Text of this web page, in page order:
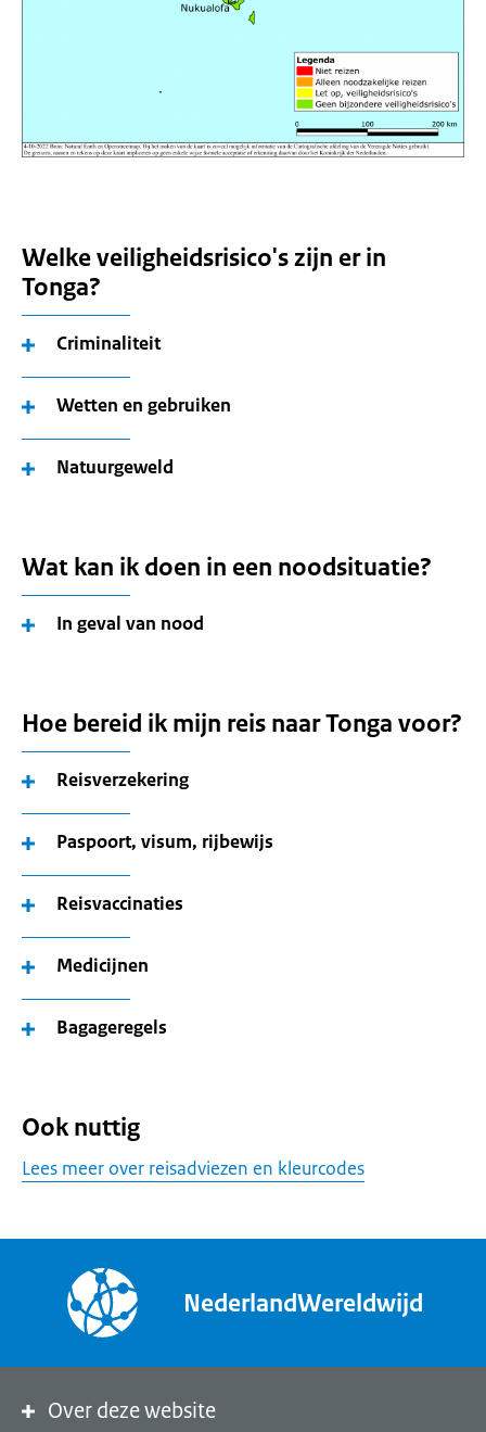
Welke veiligheidsrisico's zijn er in
Tonga?
Criminaliteit
Wetten en gebruiken
Natuurgeweld
Wat kan ik doen in een noodsituatie?
In geval van nood
Hoe bereid ik mijn reis naar Tonga voor?
Reisverzekering
Paspoort, visum, rijbewijs
Reisvaccinaties
Medicijnen
Bagageregels
Ook nuttig
Lees meer over reisadviezen en kleurcodes
NederlandWereldwijd
Over deze website